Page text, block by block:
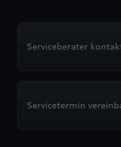
Serviceberater
Servicetermin